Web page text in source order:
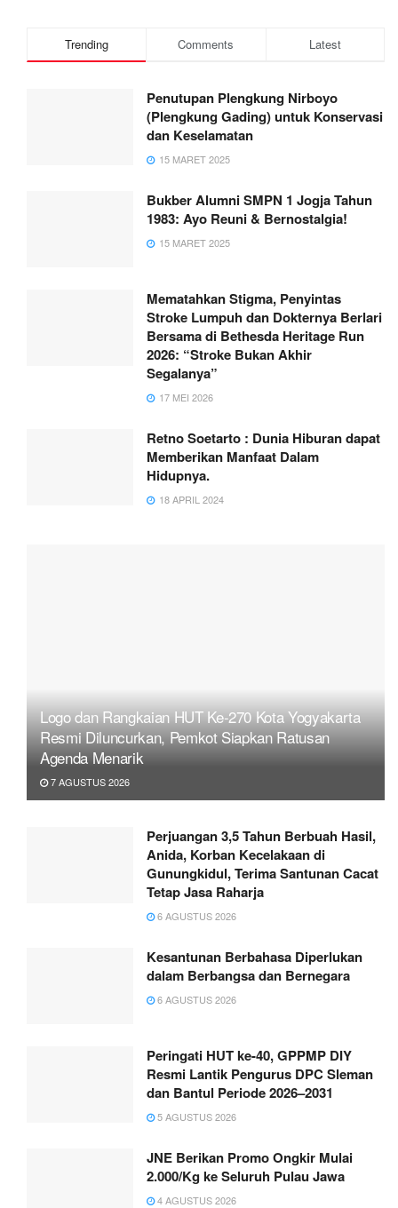
Trending Comments Latest
Penutupan Plengkung Nirboyo
(Plengkung Gading) untuk Konservasi
dan Keselamatan
15 MARET 2025
Bukber Alumni SMPN 1 Jogja Tahun
1983: Ayo Reuni & Bernostalgia!
15 MARET 2025
Mematahkan Stigma, Penyintas
Stroke Lumpuh dan Dokternya Berlari
Bersama di Bethesda Heritage Run
2026: “Stroke Bukan Akhir
Segalanya”
17 MEI 2026
Retno Soetarto : Dunia Hiburan dapat
Memberikan Manfaat Dalam
Hidupnya.
18 APRIL 2024
Logo dan Rangkaian HUT Ke-270 Kota Yogyakarta
Resmi Diluncurkan, Pemkot Siapkan Ratusan
Agenda Menarik
7 AGUSTUS 2026
Perjuangan 3,5 Tahun Berbuah Hasil,
Anida, Korban Kecelakaan di
Gunungkidul, Terima Santunan Cacat
Tetap Jasa Raharja
6 AGUSTUS 2026
Kesantunan Berbahasa Diperlukan
dalam Berbangsa dan Bernegara
6 AGUSTUS 2026
Peringati HUT ke-40, GPPMP DIY
Resmi Lantik Pengurus DPC Sleman
dan Bantul Periode 2026–2031
5 AGUSTUS 2026
JNE Berikan Promo Ongkir Mulai
2.000/Kg ke Seluruh Pulau Jawa
4 AGUSTUS 2026